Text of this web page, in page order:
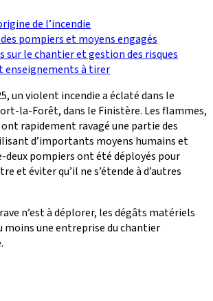
de l’incendie
pompiers et moyens engagés
sur le chantier et gestion des risques
enseignements à tirer
un violent incendie a éclaté dans le
la-Forêt, dans le Finistère. Les flammes,
rapidement ravagé une partie des
d’importants moyens humains et
deux pompiers ont été déployés pour
et éviter qu’il ne s’étende à d’autres
n’est à déplorer, les dégâts matériels
moins une entreprise du chantier